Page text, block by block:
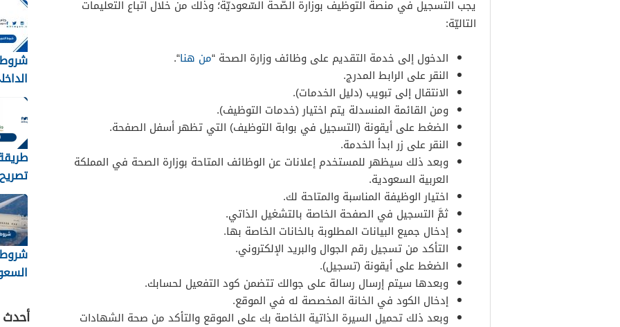
يجب التسجيل في منصة التوظيف بوزارة الصّحة السّعوديّة؛ وذلك من خلال اتباع التعليمات
التاليّة:
الدخول إلى خدمة التقديم على وظائف وزارة الصحة “من هنا“.
النقر على الرابط المدرج.
الانتقال إلى تبويب (دليل الخدمات).
ومن القائمة المنسدلة يتم اختيار (خدمات التوظيف).
الضغط على أيقونة (التسجيل في بوابة التوظيف) التي تظهر أسفل الصفحة.
النقر على زر ابدأ الخدمة.
وبعد ذلك سيظهر للمستخدم إعلانات عن الوظائف المتاحة بوزارة الصحة في المملكة
العربية السعودية.
اختيار الوظيفة المناسبة والمتاحة لك.
ثمَّ التسجيل في الصفحة الخاصة بالتشغيل الذاتي.
إدخال جميع البيانات المطلوبة بالخانات الخاصة بها.
التأكد من تسجيل رقم الجوال والبريد الإلكتروني.
الضغط على أيقونة (تسجيل).
وبعدها سيتم إرسال رسالة على جوالك تتضمن كود التفعيل لحسابك.
إدخال الكود في الخانة المخصصة له في الموقع.
وبعد ذلك تحميل السيرة الذاتية الخاصة بك على الموقع والتأكد من صحة الشهادات
شروط
بن
أحدث